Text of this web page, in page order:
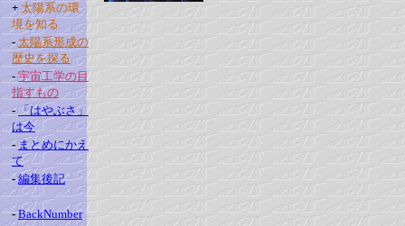
+ 太陽系の環
境を知る
- 太陽系形成の
歴史を探る
- 宇宙工学の目
指すもの
- 「はやぶさ」
は今
- まとめにかえ
て
- 編集後記
- BackNumber